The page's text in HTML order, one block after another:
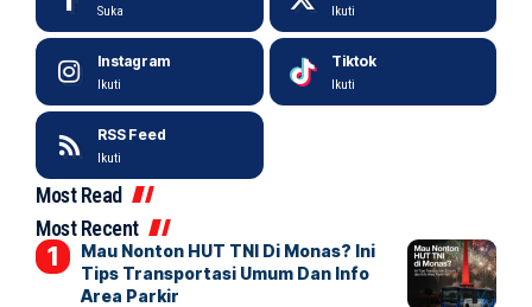
Suka Ikuti
Instagram
Ikuti
Tiktok
Ikuti
RSS Feed
Ikuti
Most Read
Most Recent
Mau Nonton HUT TNI Di Monas? Ini
Tips Transportasi Umum Dan Info
Area Parkir